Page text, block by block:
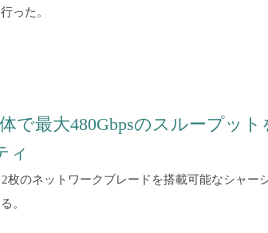
った。
で最大480Gbpsのスループット
ィ
枚のネットワークブレードを搭載可能なシャー
。